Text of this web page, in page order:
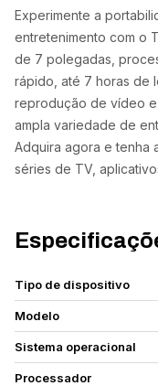
Experimente a
entretenimento com o
de 7 polegadas,
rápido, até 7 horas de
reprodução de vídeo
ampla variedade de
Adquira agora e tenha
séries de TV,
Tipo de dispositivo
Modelo
Sistema operacional
Processador